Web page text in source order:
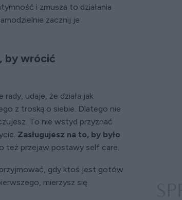
i zmusza to działania
zacznij je
by wrócić
udaje, że działa jak
z troską o siebie. Dlatego nie
To nie wstyd przyznać
Zasługujesz na to, by było
też przejaw postawy self care.
gdy ktoś jest gotów
mierzysz się